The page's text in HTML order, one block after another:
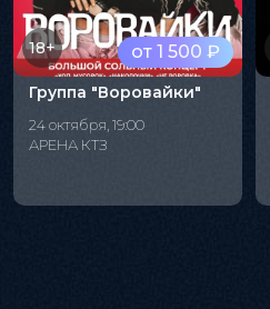
от 1 500 ₽
18+
Группа "Воровайки"
24 октября, 19:00
АРЕНА КТЗ